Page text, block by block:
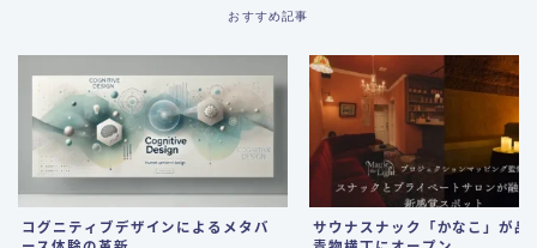
おすすめ記事
コグニティブデザインによるメタバ
サウナスナック「かなこ」が品